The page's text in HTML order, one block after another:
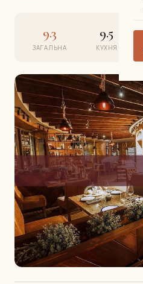
9.3
ЗАГАЛЬНА
9.5
КУХНЯ